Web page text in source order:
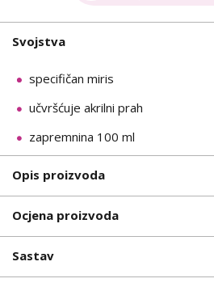
Svojstva
specifičan miris
učvršćuje akrilni prah
zapremnina 100 ml
Opis proizvoda
Ocjena proizvoda
Sastav